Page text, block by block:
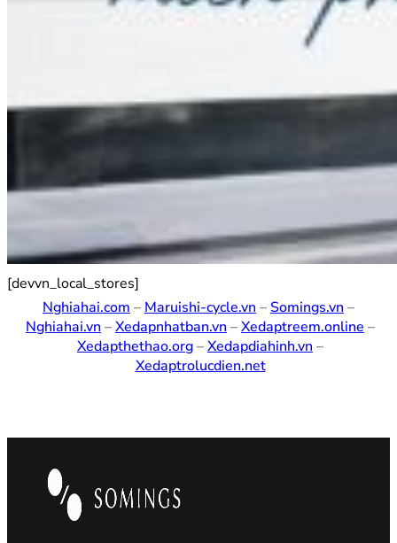
[devvn_local_stores]
Nghiahai.com – Maruishi-cycle.vn – Somings.vn –
Nghiahai.vn –Xedapnhatban.vn –Xedaptreem.online –
Xedapthethao.org–Xedapdiahinh.vn –
Xedaptrolucdien.net